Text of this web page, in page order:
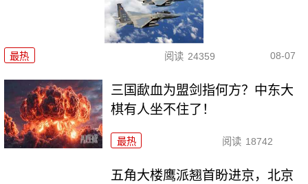
最热 阅读 24359 08-07
三国歃血为盟剑指何方？中东大
棋有人坐不住了！
最热 阅读 18742
五角大楼鹰派翘首盼进京，北京